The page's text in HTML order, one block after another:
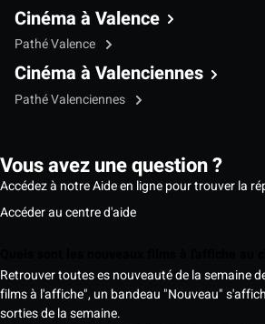
Cinéma à Valence
Pathé Valence
Cinéma à Valenciennes
Pathé Valenciennes
Vous avez une question ?
Accédez à notre Aide en ligne pour trouver la
Accéder au centre d'aide
Retrouver toutes es nouveauté de la semaine
films à l'affiche", un bandeau "Nouveau"
sorties de la semaine.